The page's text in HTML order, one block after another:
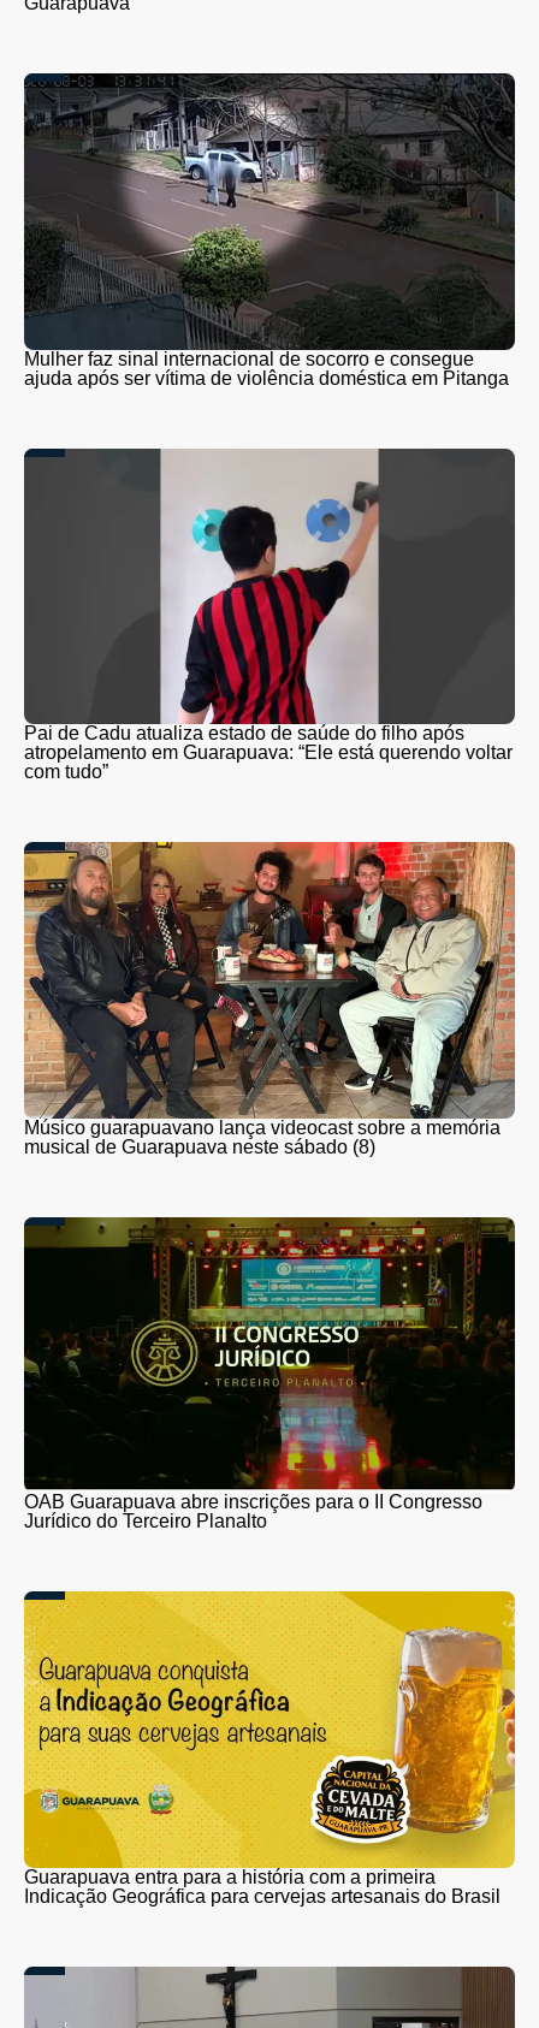
Mulher faz sinal internacional de socorro e consegue
ajuda após ser vítima de violência doméstica em Pitanga
Pai de Cadu atualiza estado de saúde do filho após
atropelamento em Guarapuava: “Ele está querendo voltar
com tudo”
Músico guarapuavano lança videocast sobre a memória
musical de Guarapuava neste sábado (8)
OAB Guarapuava abre inscrições para o II Congresso
Jurídico do Terceiro Planalto
Guarapuava entra para a história com a primeira
Indicação Geográfica para cervejas artesanais do Brasil